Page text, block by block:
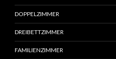
DOPPELZIMMER
DREIBETTZIMMER
FAMILIENZIMMER